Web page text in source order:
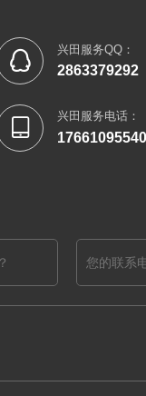
 兴田服务QQ：
2863379292
 兴田服务电话：
17661095540